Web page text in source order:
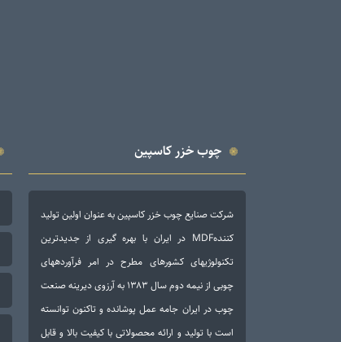
چوب خزر کاسپین
شرکت صنایع چوب خزر کاسپین به عنوان اولین تولید
کنندهMDF در ایران با بهره گیری از جدیدترین
تکنولوژی­های کشورهای مطرح در امر فرآورده­های
چوبی از نیمه دوم سال ۱۳۸۳ به آرزوی دیرینه صنعت
چوب در ایران جامه عمل پوشانده و تاکنون توانسته
است با تولید و ارائه محصولاتی با کیفیت بالا و قابل